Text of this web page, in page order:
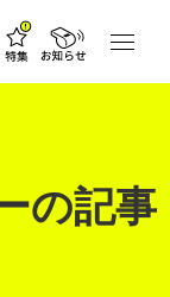
の記事